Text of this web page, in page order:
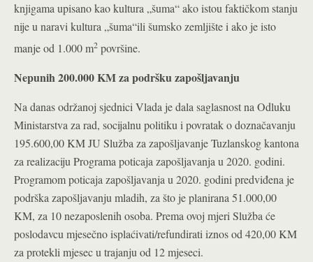
knjigama upisano kao kultura „šuma“ ako istou faktičkom stanju
nije u naravi kultura „šuma“ili šumsko zemljište i ako je isto
manje od 1.000 m2 površine.
Nepunih 200.000 KM za podršku zapošljavanju
Na danas održanoj sjednici Vlada je dala saglasnost na Odluku
Ministarstva za rad, socijalnu politiku i povratak o doznačavanju
195.600,00 KM JU Služba za zapošljavanje Tuzlanskog kantona
za realizaciju Programa poticaja zapošljavanja u 2020. godini.
Programom poticaja zapošljavanja u 2020. godini predviđena je
podrška zapošljavanju mladih, za što je planirana 51.000,00
KM, za 10 nezaposlenih osoba. Prema ovoj mjeri Služba će
poslodavcu mjesečno isplaćivati/refundirati iznos od 420,00 KM
za protekli mjesec u trajanju od 12 mjeseci.